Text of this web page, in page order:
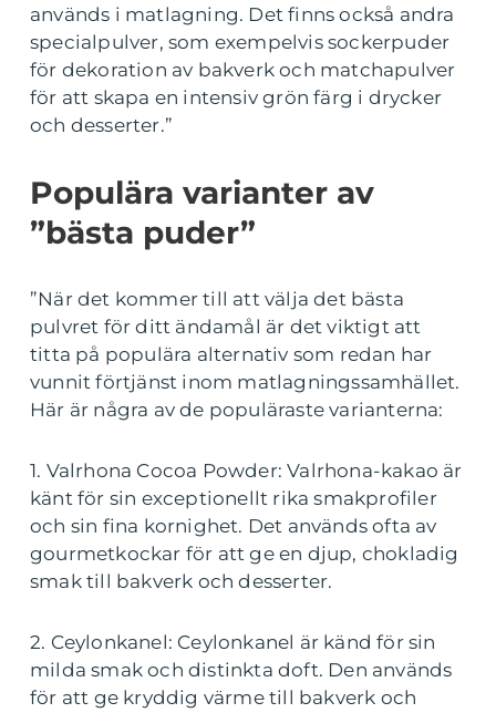
används i matlagning. Det finns också andra
specialpulver, som exempelvis sockerpuder
för dekoration av bakverk och matchapulver
för att skapa en intensiv grön färg i drycker
och desserter.”
Populära varianter av
”bästa puder”
”När det kommer till att välja det bästa
pulvret för ditt ändamål är det viktigt att
titta på populära alternativ som redan har
vunnit förtjänst inom matlagningssamhället.
Här är några av de populäraste varianterna:
1. Valrhona Cocoa Powder: Valrhona-kakao är
känt för sin exceptionellt rika smakprofiler
och sin fina kornighet. Det används ofta av
gourmetkockar för att ge en djup, chokladig
smak till bakverk och desserter.
2. Ceylonkanel: Ceylonkanel är känd för sin
milda smak och distinkta doft. Den används
för att ge kryddig värme till bakverk och